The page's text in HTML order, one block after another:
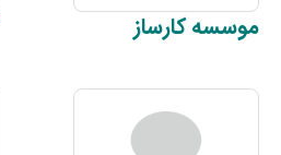
موسسهکارساز